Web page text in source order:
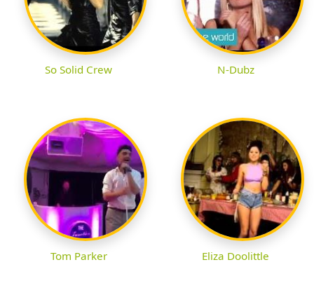
So Solid Crew N-Dubz
Tom Parker Eliza Doolittle